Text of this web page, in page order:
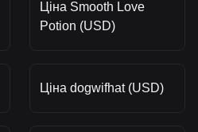
Ціна Smooth Love
Potion (USD)
Ціна dogwifhat (USD)